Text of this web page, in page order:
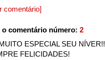
comentário]
comentário número: 2
ESPECIAL SEU NÍVER!!
FELICIDADES!